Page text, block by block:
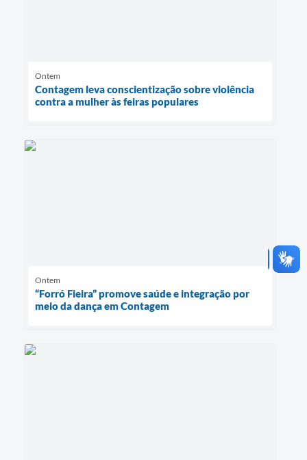
Ontem
Contagem leva conscientização sobre violência
contra a mulher às feiras populares
Ontem
“Forró Fieira” promove saúde e integração por
meio da dança em Contagem